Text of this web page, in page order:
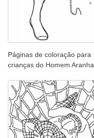
Páginas de coloração para
crianças do Homem Aranha